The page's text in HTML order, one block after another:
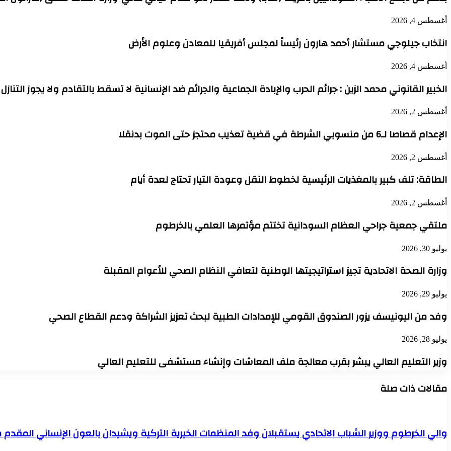
أغسطس 4, 2026
انتخاب جيلوجي مستشار أحمد هارون رئيساً لمجلس أفريقيا للمعادن وعلوم الأرض
أغسطس 4, 2026
الخبير القانوني محمد الزين : جرائم الحرب والإبادة الجماعية والجرائم ضد الإنسانية لا تسقط بالتقادم ولا يجوز
أغسطس 2, 2026
الإعدام قصاصا لـ6 من منسوبي الشرطة في قضية تعذيب محتجز حتى الموت بدنقلا
أغسطس 2, 2026
الطاقة: تلف كبير بالمغذيات الرئيسية لخطوط النقل وعودة التيار تحتاج لعدة أيام
أغسطس 2, 2026
ملتقي جمعية جراحي العظام السودانية تختتم مؤتمرها العلمي بالخرطوم
يوليو 30, 2026
وزارة الصحة الاتحادية تجيز استراتيجيتها الوطنية لتعافي النظام الصحي للأعوام المقبلة
يوليو 29, 2026
وفد من اليونيسف يزور الصندوق القومي للإمدادات الطبية لبحث تعزيز الشراكة ودعم القطاع الصحي
يوليو 28, 2026
وزير التعليم العالي يبشر بقرب معالجة ملف المعاشات وإنشاء مستشفى للتعليم العالي
مقالات ذات صلة
والي الخرطوم ووزير الشباب الاتحادي يستقبلان وفد المنظمات الخيرية التركية ويشيدان بالعون الإنساني